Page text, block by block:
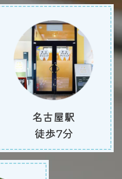
名古屋駅
徒歩7分